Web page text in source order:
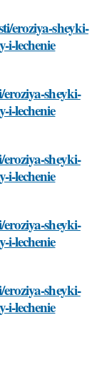
eroziya-sheyki-
i-lechenie
sheyki-
i-lechenie
sheyki-
i-lechenie
sheyki-
i-lechenie
sheyki-
i-lechenie